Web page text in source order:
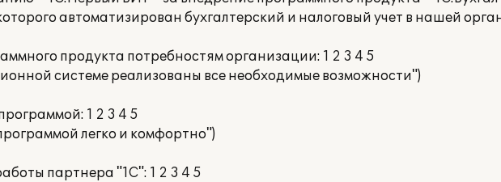
автоматизирован бухгалтерский и налоговый учет в нашей
продукта потребностям организации: 1 2 3 4 5
системе реализованы все необходимые возможности")
1 2 3 4 5
легко и комфортно")
партнера "1С": 1 2 3 4 5